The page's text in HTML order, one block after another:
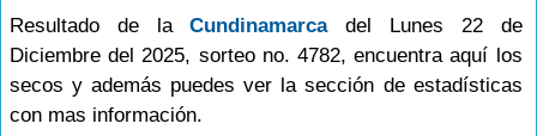
Resultado de laCundinamarcadel Lunes 22 de
Diciembre del 2025, sorteo no. 4782, encuentra aquí los
secos y además puedes ver la sección de estadísticas
con mas información.